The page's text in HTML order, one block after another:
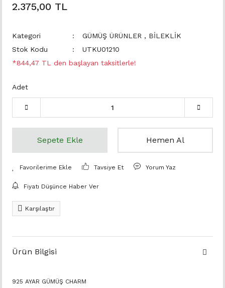
2.375,00 TL
Kategori GÜMÜŞ ÜRÜNLER , BİLEKLİK
Stok Kodu
UTKU01210
*844,47 TL den başlayan taksitlerle!
Adet
Sepete Ekle Hemen Al
Tavsiye Et Yorum Yaz
Fiyatı Düşünce Haber Ver
Karşılaştır
Ürün Bilgisi
925 AYAR GÜMÜŞ CHARM